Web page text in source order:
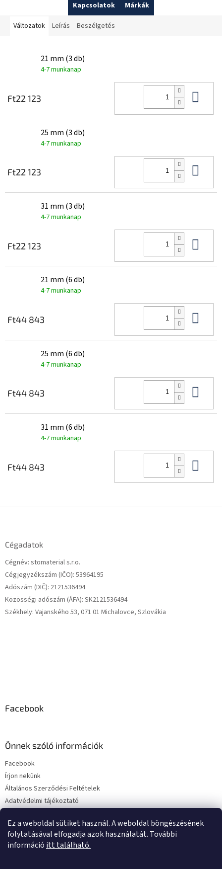
Ez a weboldal sütiket használ. A weboldal böngészésének
folytatásával elfogadja azok használatát. További
információ itt található.
Kapcsolatok
Márkák
Változatok Leírás Beszélgetés
21 mm (3 db)
4-7 munkanap
Ft22 123
25 mm (3 db)
4-7 munkanap
Ft22 123
31 mm (3 db)
4-7 munkanap
Ft22 123
21 mm (6 db)
4-7 munkanap
Ft44 843
25 mm (6 db)
4-7 munkanap
Ft44 843
31 mm (6 db)
4-7 munkanap
Ft44 843
Cégadatok
Cégnév: stomaterial s.r.o.
Cégjegyzékszám (IČO): 53964195
Adószám (DIČ): 2121536494
Közösségi adószám (ÁFA): SK2121536494
Székhely: Vajanského 53, 071 01 Michalovce, Szlovákia
Facebook
Önnek szóló információk
Facebook
Írjon nekünk
Általános Szerződési Feltételek
Adatvédelmi tájékoztató
Instagram